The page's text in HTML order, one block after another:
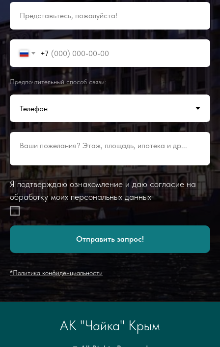
Представьтесь, пожалуйста!
+7
Предпочтительный способ связи:
Ваши пожелания? Этаж, площадь, ипотека и др...
Я подтверждаю ознакомление и даю согласие на
обработку моих персональных данных
Отправить запрос!
*Политика конфиденциальности
АК "Чайка" Крым